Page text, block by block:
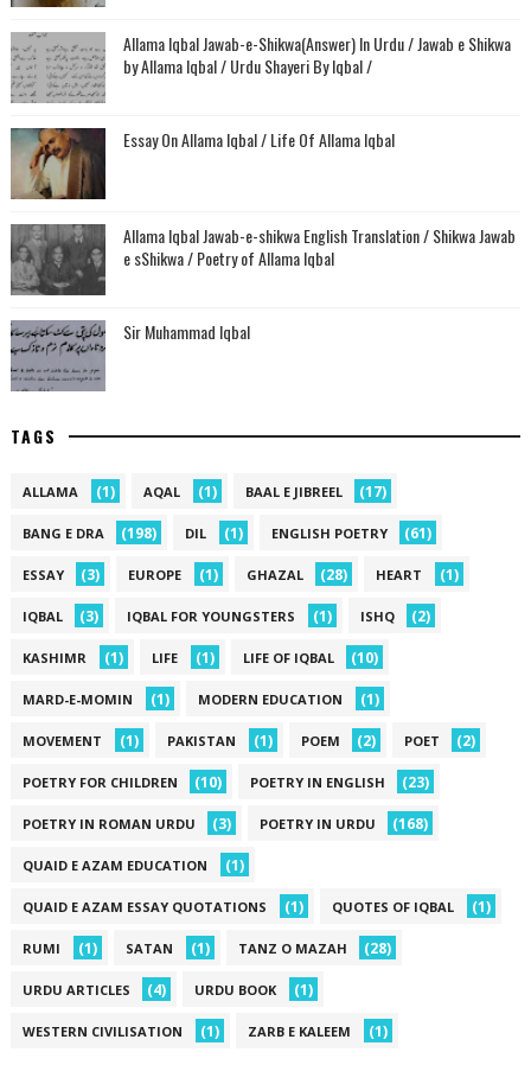
Allama Iqbal Jawab-e-Shikwa(Answer) In Urdu / Jawab e Shikwa
by Allama Iqbal / Urdu Shayeri By Iqbal /
Essay On Allama Iqbal / Life Of Allama Iqbal
Allama Iqbal Jawab-e-shikwa English Translation / Shikwa Jawab
e sShikwa / Poetry of Allama Iqbal
Sir Muhammad Iqbal
TAGS
ALLAMA (1) AQAL (1) BAAL E JIBREEL (17)
BANG E DRA (198) DIL (1) ENGLISH POETRY (61)
ESSAY (3) EUROPE (1) GHAZAL (28) HEART (1)
IQBAL (3) IQBAL FOR YOUNGSTERS (1) ISHQ (2)
KASHIMR (1) LIFE (1) LIFE OF IQBAL (10)
MARD-E-MOMIN (1) MODERN EDUCATION (1)
MOVEMENT (1) PAKISTAN (1) POEM (2) POET (2)
POETRY FOR CHILDREN (10) POETRY IN ENGLISH (23)
POETRY IN ROMAN URDU (3) POETRY IN URDU (168)
QUAID E AZAM EDUCATION (1)
QUAID E AZAM ESSAY QUOTATIONS (1) QUOTES OF IQBAL (1)
RUMI (1) SATAN (1) TANZ O MAZAH (28)
URDU ARTICLES (4) URDU BOOK (1)
WESTERN CIVILISATION (1) ZARB E KALEEM (1)